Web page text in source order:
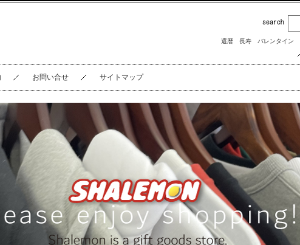
還暦 長寿 バレンタイン
お問い合せ サイトマップ